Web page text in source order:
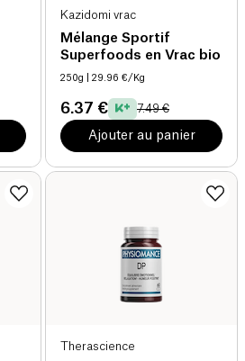
Kazidomi vrac
Mélange Sportif
Superfoods en Vrac bio
250g | 29.96 €/Kg
6.37 € 7.49 €
Ajouter au panier
Therascience